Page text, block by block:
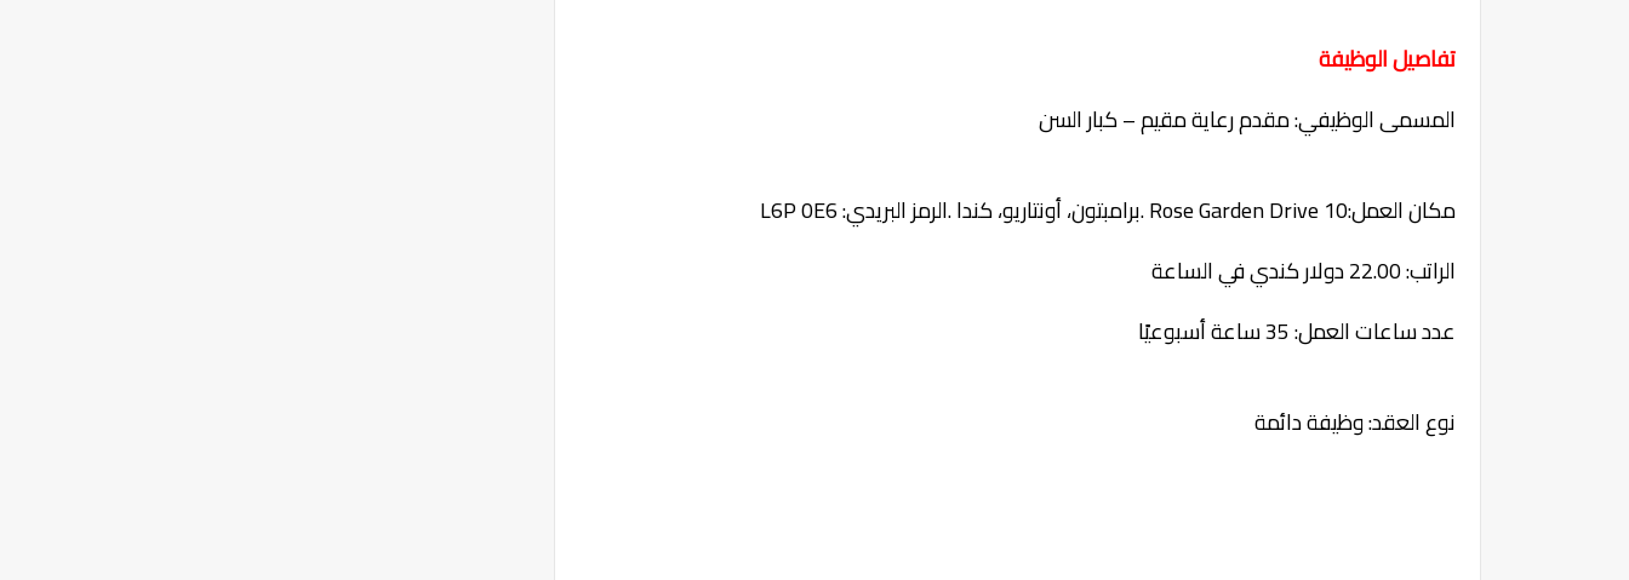
تفاصيل الوظيفة
المسمى الوظيفي: مقدم رعاية مقيم – كبار السن
مكان العمل:10 Rose Garden Drive .برامبتون، أونتاريو، كندا .الرمز البريدي: L6P 0E6
الراتب: 22.00 دولار كندي في الساعة
عدد ساعات العمل: 35 ساعة أسبوعيًا
نوع العقد: وظيفة دائمة